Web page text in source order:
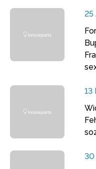
25
13
30